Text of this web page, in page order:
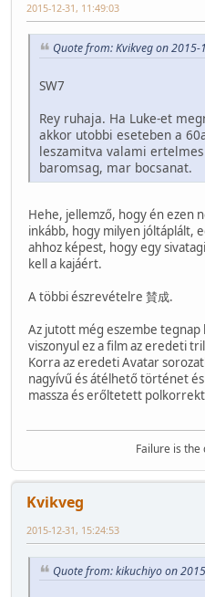
2015-12-31, 11:49:03
Quote from: Kvikveg on
SW7
Rey ruhaja. Ha Luke-et
akkor utobbi eseteben a
leszamitva valami
baromsag, mar bocsanat.
Hehe, jellemző, hogy én ezen
inkább, hogy milyen jóltáplált,
ahhoz képest, hogy egy
kell a kajáért.
A többi észrevételre 賛成.
Az jutott még eszembe
viszonyul ez a film az eredeti
Korra az eredeti Avatar
nagyívű és átélhető történet
massza és erőltetett
Failure is
Kvikveg
2015-12-31, 15:24:53
Quote from: kikuchiyo on